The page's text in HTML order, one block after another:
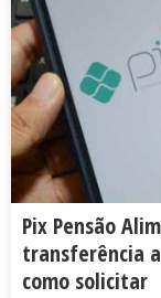
Pix Pensão
transferência
como solicitar